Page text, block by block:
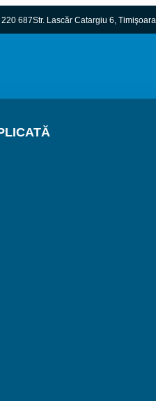
687Str. Lascăr Catargiu 6, Timişoara